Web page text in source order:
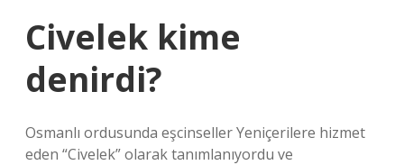
Civelek kime
denirdi?
Osmanlı ordusunda eşcinseller Yeniçerilere hizmet
eden “Civelek” olarak tanımlanıyordu ve